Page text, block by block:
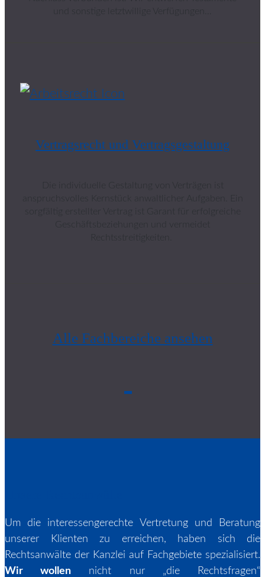
und sonstige letztwillige Verfügungen…
Vertragsrecht und Vertragsgestaltung
Die individuelle Gestaltung von Verträgen ist
anspruchsvolles Kernstück anwaltlicher Aufgaben. Ein
sorgfältig erstellter Vertrag ist Garant für erfolgreiche
Geschäftsbeziehungen und vermeidet
Rechtsstreitigkeiten.
Alle Fachbereiche ansehen
Um die interessengerechte Vertretung und Beratung
unserer Klienten zu erreichen, haben sich die
Rechtsanwälte der Kanzlei auf Fachgebiete spezialisiert.
Wir wollen nicht nur „die Rechtsfragen“